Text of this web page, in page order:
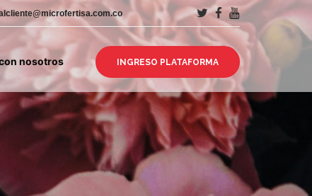
nosotros INGRESO PLATAFORMA